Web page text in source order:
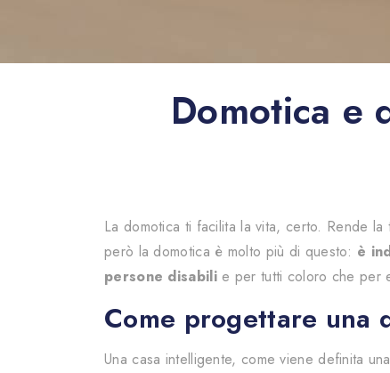
Domotica e
La domotica ti facilita la vita, certo. Rende
però la domotica è molto più di questo: è
persone disabilie per tutti coloro che per
Come progettare una
Una casa intelligente, come viene definita una